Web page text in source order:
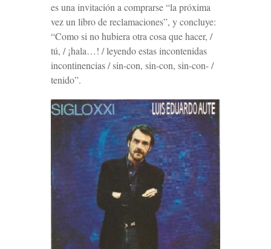
es una invitación a comprarse “la próxima
vez un libro de reclamaciones”, y concluye:
“Como si no hubiera otra cosa que hacer, /
tú, / ¡hala…! / leyendo estas incontenidas
incontinencias / sin-con, sin-con, sin-con- /
tenido”.